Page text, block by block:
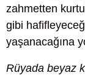
zahmetten
gibi
yaşanacağına
Rüyada beyaz